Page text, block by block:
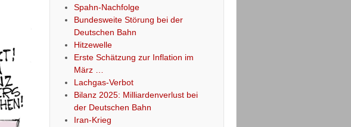
Spahn-Nachfolge
Bundesweite Störung bei der
Deutschen Bahn
Hitzewelle
Erste Schätzung zur Inflation im
März …
Lachgas-Verbot
Bilanz 2025: Milliardenverlust bei
der Deutschen Bahn
Iran-Krieg